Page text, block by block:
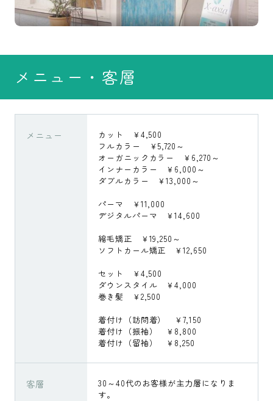
メニュー・客層
メニュー
カット ￥4,500
フルカラー ￥5,720～
オーガニックカラー ￥6,270～
インナーカラー ￥6,000～
ダブルカラー ￥13,000～
パーマ ￥11,000
デジタルパーマ ￥14,600
縮毛矯正 ￥19,250～
ソフトカール矯正 ￥12,650
セット ￥4,500
ダウンスタイル ￥4,000
巻き髪 ￥2,500
着付け（訪問着） ￥7,150
着付け（振袖） ￥8,800
着付け（留袖） ￥8,250
客層
30～40代のお客様が主力層になりま
す。